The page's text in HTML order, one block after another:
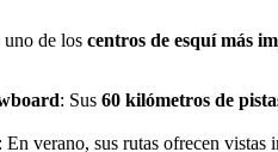
de los centros de esquí más
: Sus 60 kilómetros de
: En verano, sus rutas ofrecen vistas